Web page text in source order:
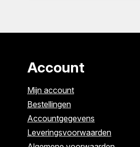
Account
Mijn account
Bestellingen
Accountgegevens
Leveringsvoorwaarden